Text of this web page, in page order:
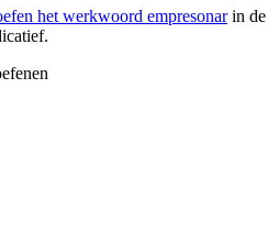
het werkwoord empresonarin de